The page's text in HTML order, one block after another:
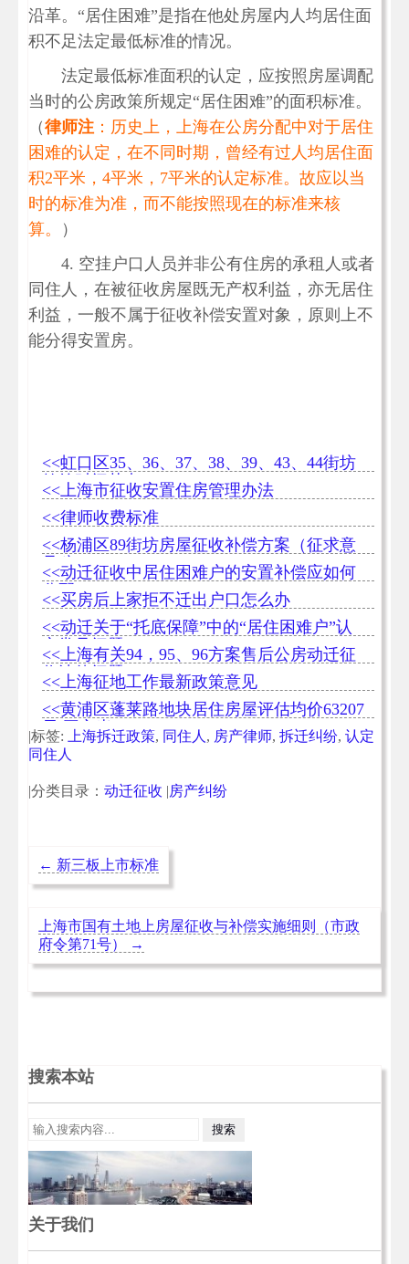
沿革。“居住困难”是指在他处房屋内人均居住面
积不足法定最低标准的情况。
法定最低标准面积的认定，应按照房屋调配
当时的公房政策所规定“居住困难”的面积标准。
（律师注 ：历史上，上海在公房分配中对于居住
困难的认定，在不同时期，曾经有过人均居住面
积2平米，4平米，7平米的认定标准。故应以当
时的标准为准，而不能按照现在的标准来核
算。
）
4. 空挂户口人员并非公有住房的承租人或者
同住人，在被征收房屋既无产权利益，亦无居住
利益，一般不属于征收补偿安置对象，原则上不
能分得安置房。
<<虹口区35、36、37、38、39、43、44街坊
签约时间节点
<<上海市征收安置住房管理办法
<<律师收费标准
<<杨浦区89街坊房屋征收补偿方案（征求意
见稿）
<<动迁征收中居住困难户的安置补偿应如何
分配
<<买房后上家拒不迁出户口怎么办
<<动迁关于“托底保障”中的“居住困难户”认
定常见问题
<<上海有关94，95、96方案售后公房动迁征
收法律问题
<<上海征地工作最新政策意见
<<黄浦区蓬莱路地块居住房屋评估均价63207
元/平方米
|标签: 上海拆迁政策, 同住人 , 房产律师, 拆迁纠纷, 认定
同住人
|分类目录： 动迁征收 |房产纠纷
← 新三板上市标准
上海市国有土地上房屋征收与补偿实施细则（市政
府令第71号）
→
搜索本站
关于我们